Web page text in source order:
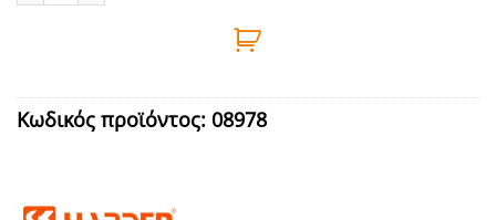
Κωδικός προϊόντος: 08978